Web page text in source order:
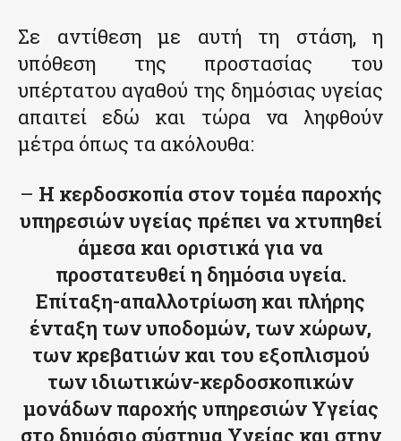
Σε αντίθεση με αυτή τη στάση, η
υπόθεση της προστασίας του
υπέρτατου αγαθού της δημόσιας υγείας
απαιτεί εδώ και τώρα να ληφθούν
μέτρα όπως τα ακόλουθα:
– Η κερδοσκοπία στον τομέα παροχής
υπηρεσιών υγείας πρέπει να χτυπηθεί
άμεσα και οριστικά για να
προστατευθεί η δημόσια υγεία.
Επίταξη-απαλλοτρίωση και πλήρης
ένταξη των υποδομών, των χώρων,
των κρεβατιών και του εξοπλισμού
των ιδιωτικών-κερδοσκοπικών
μονάδων παροχής υπηρεσιών Υγείας
στο δημόσιο σύστημα Υγείας και στην